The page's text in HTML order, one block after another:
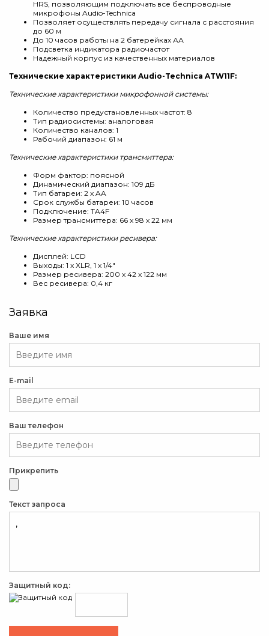
HRS, позволяющим подключать все беспроводные
микрофоны Audio-Technica
Позволяет осуществлять передачу сигнала с расстояния
до 60 м
До 10 часов работы на 2 батерейках АА
Подсветка индикатора радиочастот
Надежный корпус из качественных материалов
Технические характеристики Audio-Technica ATW11F:
Технические характеристики микрофонной системы:
Количество предустановленных частот: 8
Тип радиосистемы: аналоговая
Количество каналов: 1
Рабочий диапазон: 61 м
Технические характеристики трансмиттера:
Форм фактор: поясной
Динамический диапазон: 109 дБ
Тип батареи: 2 x AA
Срок службы батареи: 10 часов
Подключение: TA4F
Размер трансмиттера: 66 x 98 x 22 мм
Технические характеристики ресивера:
Дисплей: LCD
Выходы: 1 x XLR, 1 x 1/4"
Размер ресивера: 200 x 42 x 122 мм
Вес ресивера: 0,4 кг
Заявка
Ваше имя
E-mail
Ваш телефон
Прикрепить
Текст запроса
Защитный код: